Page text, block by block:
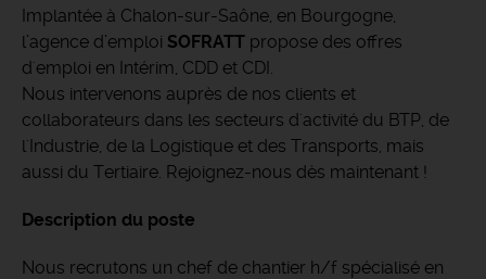
Implantée à Chalon-sur-Saône, en Bourgogne,
l’agence d’emploi SOFRATT propose des offres
d'emploi en Intérim, CDD et CDI.
Nous intervenons auprès de nos clients et
collaborateurs dans les secteurs d'activité du BTP, de
l'Industrie, de la Logistique et des Transports, mais
aussi du Tertiaire. Rejoignez-nous dès maintenant !
Description du poste
Nous recrutons un chef de chantier h/f spécialisé en